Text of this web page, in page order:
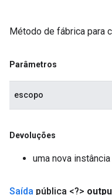
Método de fábrica para
Parâmetros
escopo
Devoluções
uma nova
Saída pública <?>